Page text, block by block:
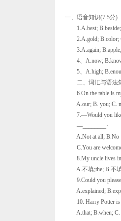
一、语音知识(7.5分)
1.A.best; B.beside;
2.A.gold; B.color;
3.A.again; B.apple;
4、A.now;
5、A.high;
二、词汇与语法
6.On the table is my
A.our; B. you; C.
7.—Would you like
—________·
A.Not at all; B.No
C.You are
8.My uncle lives
A.不填;the; B.不填
9.Could you
A.explained;
10. Harry Potter is
A.that; B.when; C.